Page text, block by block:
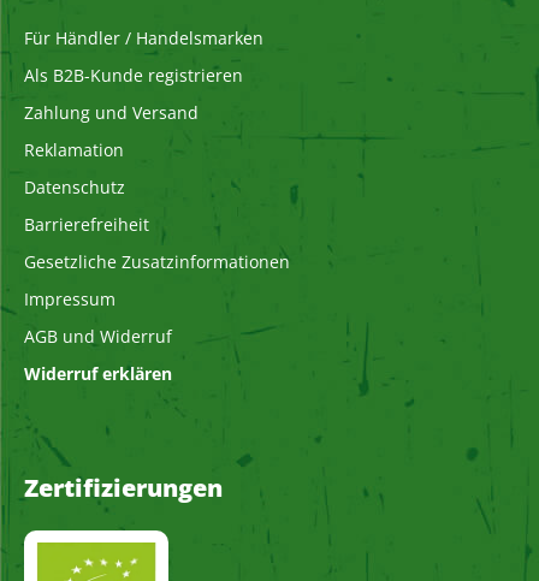
Für Händler / Handelsmarken
Als B2B-Kunde registrieren
Zahlung und Versand
Reklamation
Datenschutz
Barrierefreiheit
Gesetzliche Zusatzinformationen
Impressum
AGB und Widerruf
Widerruf erklären
Zertifizierungen